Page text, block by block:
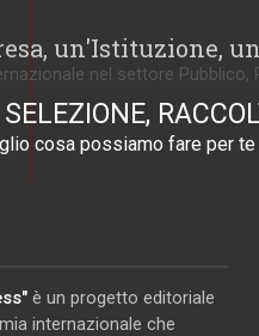
un'Istituzione,
nel settore Pubblico,
cosa possiamo fare per te
è un progetto editoriale
internazionale che